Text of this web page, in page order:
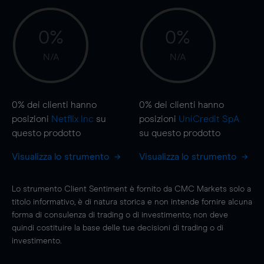
0%
N/A
0% dei clienti hanno
posizioni Netflix Inc su
questo prodotto
Visualizza lo strumento
0%
N/A
0% dei clienti hanno
posizioni UniCredit SpA
su questo prodotto
Visualizza lo strumento
Lo strumento Client Sentiment è fornito da CMC Markets solo a
titolo informativo, è di natura storica e non intende fornire alcuna
forma di consulenza di trading o di investimento; non deve
quindi costituire la base delle tue decisioni di trading o di
investimento.